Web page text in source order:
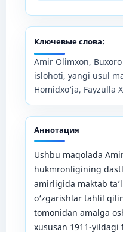
Ключевые слова:
Amir Olimxon,
islohoti, yangi usul
Homidxo‘ja, Fayzulla
Аннотация
Ushbu maqolada
hukmronligining
amirligida maktab
o‘zgarishlar tahlil
tomonidan amalga
xususan 1911-yildagi